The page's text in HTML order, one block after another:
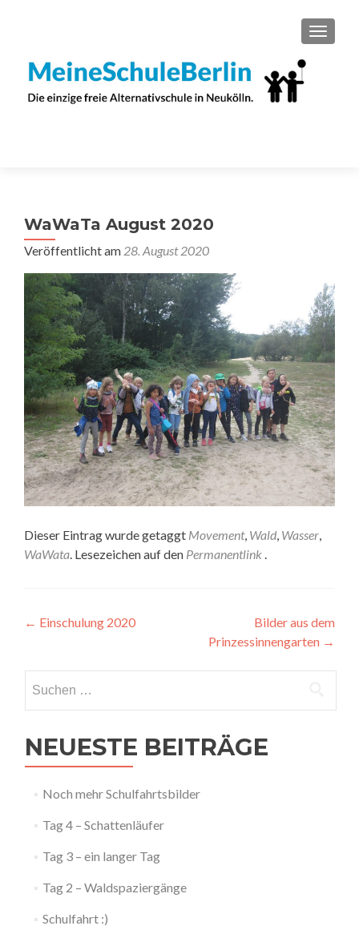
WaWaTa August 2020
Veröffentlicht am 28. August 2020
Dieser Eintrag wurde getaggt Movement, Wald, Wasser,
WaWata. Lesezeichen auf den Permanentlink .
Artikel-
← Einschulung 2020
Bilder aus dem
Prinzessinnengarten →
nach:
NEUESTE BEITRÄGE
Noch mehr Schulfahrtsbilder
Tag 4 – Schattenläufer
Tag 3 – ein langer Tag
Tag 2 – Waldspaziergänge
Schulfahrt :)